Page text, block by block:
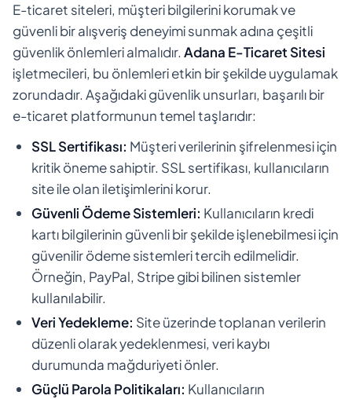
E-ticaret siteleri, müşteri bilgilerini korumak ve
güvenli bir alışveriş deneyimi sunmak adına çeşitli
güvenlik önlemleri almalıdır. Adana E-Ticaret Sitesi
işletmecileri, bu önlemleri etkin bir şekilde uygulamak
zorundadır. Aşağıdaki güvenlik unsurları, başarılı bir
e-ticaret platformunun temel taşlarıdır:
SSL Sertifikası: Müşteri verilerinin şifrelenmesi için
kritik öneme sahiptir. SSL sertifikası, kullanıcıların
site ile olan iletişimlerini korur.
Güvenli Ödeme Sistemleri: Kullanıcıların kredi
kartı bilgilerinin güvenli bir şekilde işlenebilmesi için
güvenilir ödeme sistemleri tercih edilmelidir.
Örneğin, PayPal, Stripe gibi bilinen sistemler
kullanılabilir.
Veri Yedekleme: Site üzerinde toplanan verilerin
düzenli olarak yedeklenmesi, veri kaybı
durumunda mağduriyeti önler.
Güçlü Parola Politikaları: Kullanıcıların